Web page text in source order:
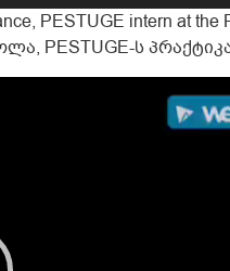
PESTUGE intern at the
PESTUGE-ს